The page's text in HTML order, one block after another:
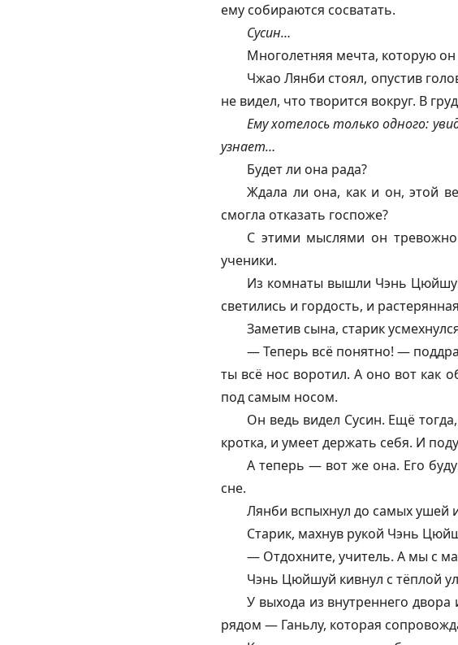
ему собираются сосватать.
Сусин…
Многолетняя мечта, которую он
Чжао Лянби стоял, опустив
не видел, что творится вокруг. В
Ему хотелось только одного:
узнает…
Будет ли она рада?
Ждала ли она, как и он, этой
смогла отказать госпоже?
С этими мыслями он
ученики.
Из комнаты вышли Чэнь
светились и гордость, и
Заметив сына, старик
— Теперь всё понятно! —
ты всё нос воротил. А оно вот как
под самым носом.
Он ведь видел Сусин. Ещё
кротка, и умеет держать себя. И
А теперь — вот же она. Его
сне.
Лянби вспыхнул до самых ушей
Старик, махнув рукой Чэнь
— Отдохните, учитель. А мы с
Чэнь Цюйшуй кивнул с тёплой
У выхода из внутреннего
рядом — Ганьлу, которая